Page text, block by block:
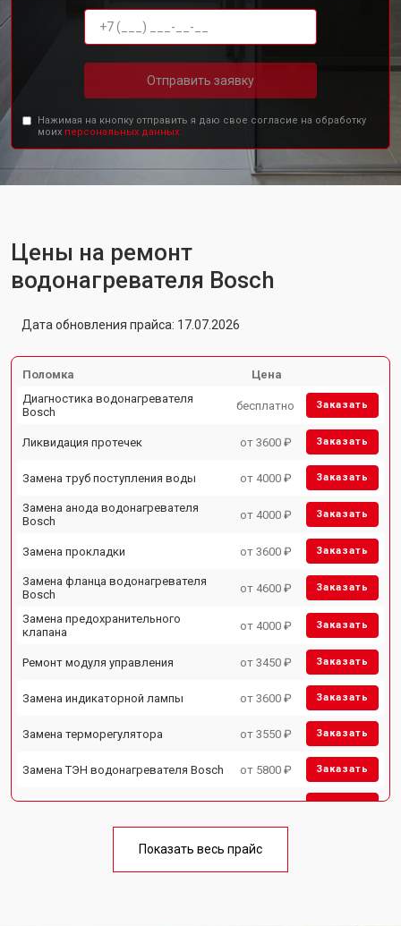
Отправить заявку
Нажимая на кнопку отправить я даю свое согласие на обработку
моих персональных данных.
Цены на ремонт
водонагревателя Bosch
Дата обновления прайса: 17.07.2026
Поломка
Цена
Диагностика водонагревателя
Bosch
бесплатно Заказать
Ликвидация протечек от 3600 ₽ Заказать
Замена труб поступления воды от 4000 ₽ Заказать
Замена анода водонагревателя
Bosch
от 4000 ₽ Заказать
Замена прокладки от 3600 ₽ Заказать
Замена фланца водонагревателя
Bosch
от 4600 ₽ Заказать
Замена предохранительного
клапана
от 4000 ₽ Заказать
Ремонт модуля управления от 3450 ₽ Заказать
Замена индикаторной лампы от 3600 ₽ Заказать
Замена терморегулятора от 3550 ₽ Заказать
Замена ТЭН водонагревателя Bosch от 5800 ₽ Заказать
Замена клапана давления от 3990 ₽ Заказать
от 3590 ₽
Ремонт/замена датчика
Показать весь прайс